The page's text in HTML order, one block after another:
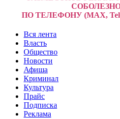
ПО ТЕЛЕФОНУ (MAX,
Вся лента
Власть
Общество
Новости
Афиша
Криминал
Культура
Прайс
Подписка
Реклама